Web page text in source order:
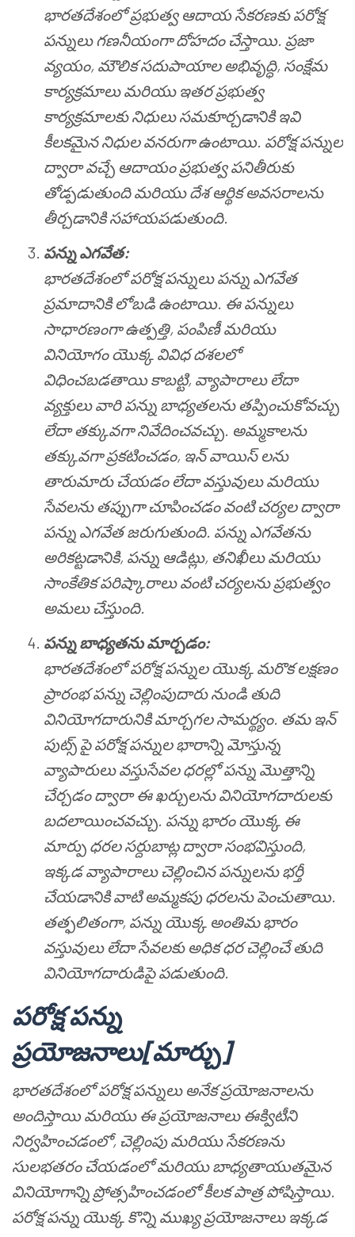
భారతదేశంలో ప్రభుత్వ ఆదాయ సేకరణకు పరోక్ష
పన్నులు గణనీయంగా దోహదం చేస్తాయి. ప్రజా
వ్యయం, మౌలిక సదుపాయాల అభివృద్ధి, సంక్షేమ
కార్యక్రమాలు మరియు ఇతర ప్రభుత్వ
కార్యక్రమాలకు నిధులు సమకూర్చడానికి ఇవి
కీలకమైన నిధుల వనరుగా ఉంటాయి. పరోక్ష పన్నుల
ద్వారా వచ్చే ఆదాయం ప్రభుత్వ పనితీరుకు
తోడ్పడుతుంది మరియు దేశ ఆర్థిక అవసరాలను
తీర్చడానికి సహాయపడుతుంది.
పన్ను ఎగవేత:
భారతదేశంలో పరోక్ష పన్నులు పన్ను ఎగవేత
ప్రమాదానికి లోబడి ఉంటాయి. ఈ పన్నులు
సాధారణంగా ఉత్పత్తి, పంపిణీ మరియు
వినియోగం యొక్క వివిధ దశలలో
విధించబడతాయి కాబట్టి, వ్యాపారాలు లేదా
వ్యక్తులు వారి పన్ను బాధ్యతలను తప్పించుకోవచ్చు
లేదా తక్కువగా నివేదించవచ్చు. అమ్మకాలను
తక్కువగా ప్రకటించడం, ఇన్ వాయిస్ లను
తారుమారు చేయడం లేదా వస్తువులు మరియు
సేవలను తప్పుగా చూపించడం వంటి చర్యల ద్వారా
పన్ను ఎగవేత జరుగుతుంది. పన్ను ఎగవేతను
అరికట్టడానికి, పన్ను ఆడిట్లు, తనిఖీలు మరియు
సాంకేతిక పరిష్కారాలు వంటి చర్యలను ప్రభుత్వం
అమలు చేస్తుంది.
పన్ను బాధ్యతను మార్చడం:
భారతదేశంలో పరోక్ష పన్నుల యొక్క మరొక లక్షణం
ప్రారంభ పన్ను చెల్లింపుదారు నుండి తుది
వినియోగదారునికి మార్చగల సామర్థ్యం. తమ ఇన్
పుట్స్ పై పరోక్ష పన్నుల భారాన్ని మోస్తున్న
వ్యాపారులు వస్తుసేవల ధరల్లో పన్ను మొత్తాన్ని
చేర్చడం ద్వారా ఈ ఖర్చులను వినియోగదారులకు
బదలాయించవచ్చు. పన్ను భారం యొక్క ఈ
మార్పు ధరల సర్దుబాట్ల ద్వారా సంభవిస్తుంది,
ఇక్కడ వ్యాపారాలు చెల్లించిన పన్నులను భర్తీ
చేయడానికి వాటి అమ్మకపు ధరలను పెంచుతాయి.
తత్ఫలితంగా, పన్ను యొక్క అంతిమ భారం
వస్తువులు లేదా సేవలకు అధిక ధర చెల్లించే తుది
వినియోగదారుడిపై పడుతుంది.
పరోక్ష పన్ను
ప్రయోజనాలు[మార్చు]
భారతదేశంలో పరోక్ష పన్నులు అనేక ప్రయోజనాలను
అందిస్తాయి మరియు ఈ ప్రయోజనాలు ఈక్విటీని
నిర్వహించడంలో, చెల్లింపు మరియు సేకరణను
సులభతరం చేయడంలో మరియు బాధ్యతాయుతమైన
వినియోగాన్ని ప్రోత్సహించడంలో కీలక పాత్ర పోషిస్తాయి.
పరోక్ష పన్ను యొక్క కొన్ని ముఖ్య ప్రయోజనాలు ఇక్కడ